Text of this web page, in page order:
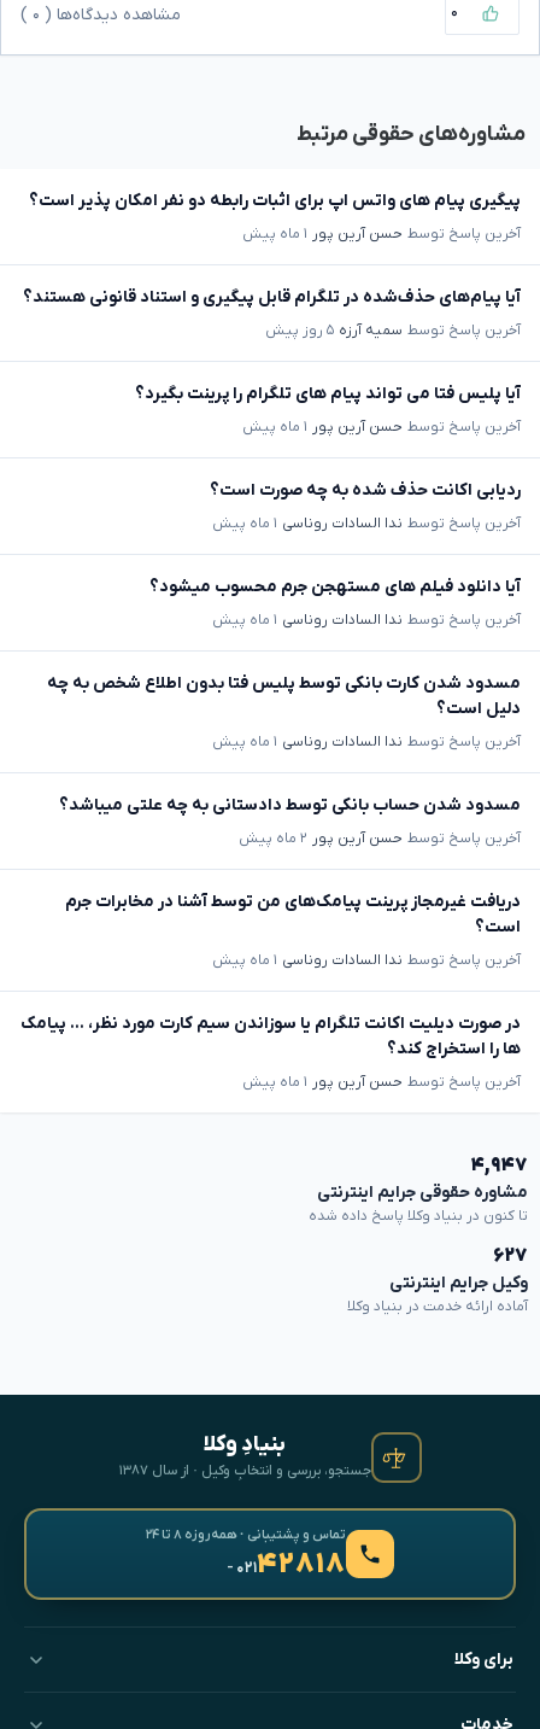
۰ مشاهده دیدگاه‌ها ( ۰
مشاوره‌های حقوقی مرتبط
پیگیری پیام های واتس اپ برای اثبات رابطه دو نفر امکان پذیر است؟
آخرین پاسخ توسط حسن آرین پور ۱ ماه پیش
آیا پیام‌های حذف‌شده در تلگرام قابل پیگیری و استناد قانونی هستند؟
آخرین پاسخ توسط سمیه آرزه ۵ روز پیش
آیا پلیس فتا می تواند پیام های تلگرام را پرینت بگیرد؟
آخرین پاسخ توسط حسن آرین پور ۱ ماه پیش
ردیابی اکانت حذف شده به چه صورت است؟
آخرین پاسخ توسط ندا السادات روناسی ۱ ماه پیش
آیا دانلود فیلم های مستهجن جرم محسوب میشود؟
آخرین پاسخ توسط ندا السادات روناسی ۱ ماه پیش
مسدود شدن کارت بانکی توسط پلیس فتا بدون اطلاع شخص به چه
دلیل است؟
آخرین پاسخ توسط ندا السادات روناسی ۱ ماه پیش
مسدود شدن حساب بانکی توسط دادستانی به چه علتی میباشد؟
آخرین پاسخ توسط حسن آرین پور ۲ ماه پیش
دریافت غیرمجاز پرینت پیامک‌های من توسط آشنا در مخابرات جرم
است؟
آخرین پاسخ توسط ندا السادات روناسی ۱ ماه پیش
در صورت دیلیت اکانت تلگرام یا سوزاندن سیم کارت مورد نظر، ... پیامک
ها را استخراج کند؟
آخرین پاسخ توسط حسن آرین پور ۱ ماه پیش
۴,۹۴۷
مشاوره حقوقی جرایم اینترنتی
تا کنون در بنیاد وکلا پاسخ داده شده
۶۲۷
وکیل جرایم اینترنتی
آماده ارائه خدمت در بنیاد وکلا
بنیادِ وکلا
جستجو، بررسی و انتخابِ وکیل · از سال ۱۳۸۷
تماس و پشتیبانی · همه‌روزه ۸ تا ۲۴
۴۲۸۱۸- ۰۲۱
برای وکلا